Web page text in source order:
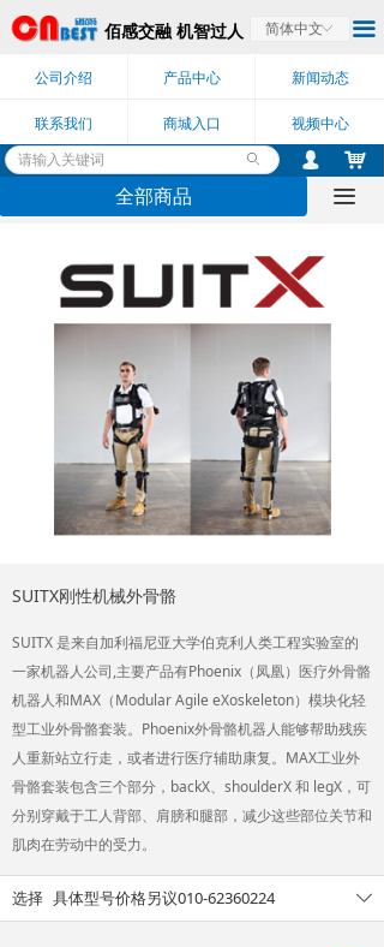
佰感交融 机智过人 ꀅ
简体中文
ꄙ
끀
넙 낙
公司介绍 产品中心 新闻动态
联系我们 商城入口 视频中心
全部商品
SUITX刚性机械外骨骼
SUITX 是来自加利福尼亚大学伯克利人类工程实验室的
一家机器人公司,主要产品有Phoenix（凤凰）医疗外骨骼
机器人和MAX（Modular Agile eXoskeleton）模块化轻
型工业外骨骼套装。Phoenix外骨骼机器人能够帮助残疾
人重新站立行走，或者进行医疗辅助康复。MAX工业外
骨骼套装包含三个部分，backX、shoulderX 和 legX，可
分别穿戴于工人背部、肩膀和腿部，减少这些部位关节和
肌肉在劳动中的受力。
ꄳ
选择 具体型号价格另议010-62360224
끀